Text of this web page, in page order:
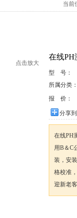
当前
点击放大
在线PH
型 号：
所属分类：
报 价：
分享到
在线PH
用B＆C
装，安
格校准
迎新老